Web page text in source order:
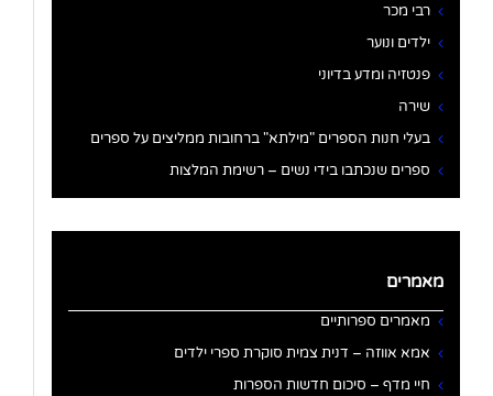
רבי מכר
ילדים ונוער
פנטזיה ומדע בדיוני
שירה
בעלי חנות הספרים "מילתא" ברחובות ממליצים על ספרים
ספרים שנכתבו בידי נשים – רשימת המלצות
מאמרים
מאמרים ספרותיים
אמא אווזה – דנית צמית סוקרת ספרי ילדים
חיי מדף – סיכום חדשות הספרות